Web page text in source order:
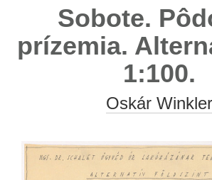
Sobote.
prízemia.
1:100.
Oskár Winkler